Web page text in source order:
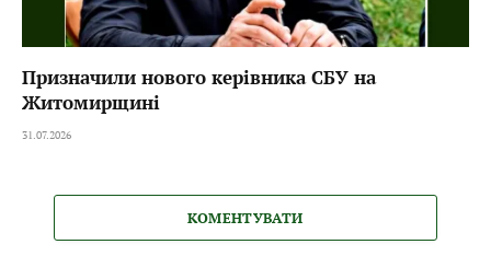
Призначили нового керівника СБУ на
Житомирщині
31.07.2026
КОМЕНТУВАТИ